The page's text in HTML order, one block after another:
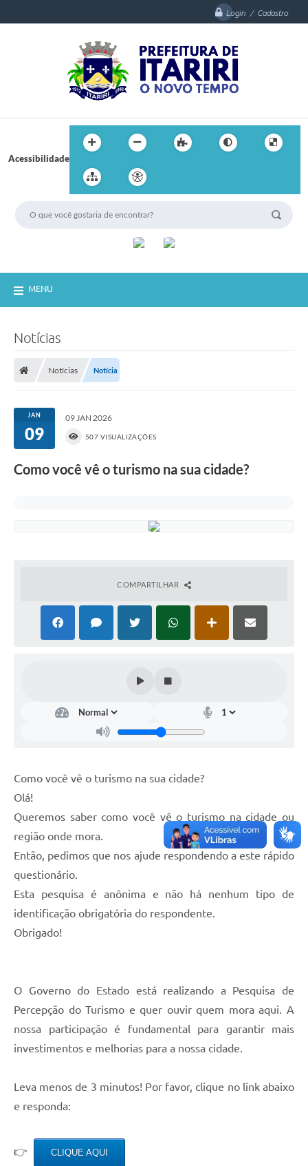
Login / Cadastro
Acessibilidade
MENU
Notícias
Notícias Notícia
JAN
09
09 JAN 2026
507 VISUALIZAÇÕES
Como você vê o turismo na sua cidade?
COMPARTILHAR
Como você vê o turismo na sua cidade?
Olá!
Queremos saber como você vê o turismo na cidade ou
região onde mora.
Então, pedimos que nos ajude respondendo a este rápido
questionário.
Esta pesquisa é anônima e não há nenhum tipo de
identificação obrigatória do respondente.
Obrigado!
O Governo do Estado está realizando a Pesquisa de
Percepção do Turismo e quer ouvir quem mora aqui. A
nossa participação é fundamental para garantir mais
investimentos e melhorias para a nossa cidade.
Leva menos de 3 minutos! Por favor, clique no link abaixo
e responda:
👉 CLIQUE AQUI